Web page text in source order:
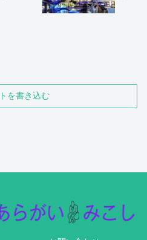
を書き込む